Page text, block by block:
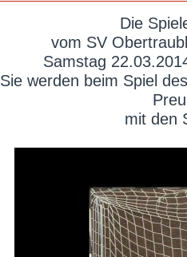
Die
vom SV
Samstag
Sie werden beim Spiel
mit den